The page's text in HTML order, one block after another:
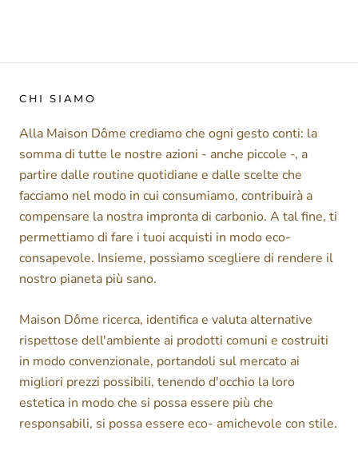
CHI SIAMO
Alla Maison Dôme crediamo che ogni gesto conti: la
somma di tutte le nostre azioni - anche piccole -, a
partire dalle routine quotidiane e dalle scelte che
facciamo nel modo in cui consumiamo, contribuirà a
compensare la nostra impronta di carbonio. A tal fine, ti
permettiamo di fare i tuoi acquisti in modo eco-
consapevole. Insieme, possiamo scegliere di rendere il
nostro pianeta più sano.
Maison Dôme ricerca, identifica e valuta alternative
rispettose dell'ambiente ai prodotti comuni e costruiti
in modo convenzionale, portandoli sul mercato ai
migliori prezzi possibili, tenendo d'occhio la loro
estetica in modo che si possa essere più che
responsabili, si possa essere eco- amichevole con stile.